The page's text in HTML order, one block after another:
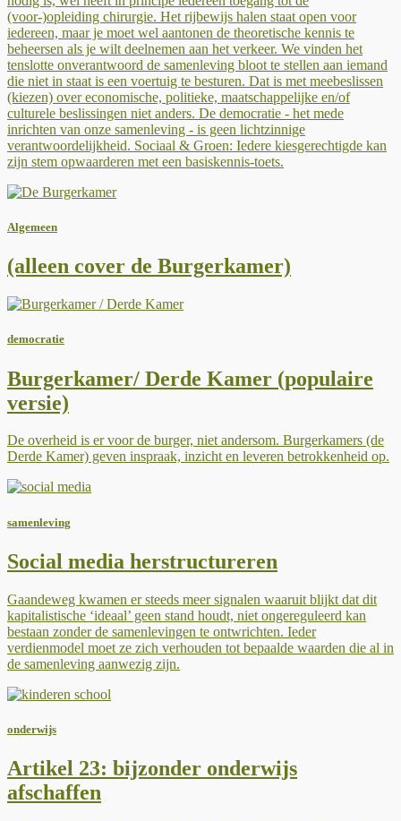
(voor-)opleiding chirurgie. Het rijbewijs halen staat open voor
iedereen, maar je moet wel aantonen de theoretische kennis te
beheersen als je wilt deelnemen aan het verkeer. We vinden het
tenslotte onverantwoord de samenleving bloot te stellen aan iemand
die niet in staat is een voertuig te besturen. Dat is met meebeslissen
(kiezen) over economische, politieke, maatschappelijke en/of
culturele beslissingen niet anders. De democratie - het mede
inrichten van onze samenleving - is geen lichtzinnige
verantwoordelijkheid. Sociaal & Groen: Iedere kiesgerechtigde kan
zijn stem opwaarderen met een basiskennis-toets.
Algemeen
(alleen cover de Burgerkamer)
democratie
Burgerkamer/ Derde Kamer (populaire
versie)
De overheid is er voor de burger, niet andersom. Burgerkamers (de
Derde Kamer) geven inspraak, inzicht en leveren betrokkenheid op.
samenleving
Social media herstructureren
Gaandeweg kwamen er steeds meer signalen waaruit blijkt dat dit
kapitalistische ‘ideaal’ geen stand houdt, niet ongereguleerd kan
bestaan zonder de samenlevingen te ontwrichten. Ieder
verdienmodel moet ze zich verhouden tot bepaalde waarden die al in
de samenleving aanwezig zijn.
onderwijs
Artikel 23: bijzonder onderwijs
afschaffen